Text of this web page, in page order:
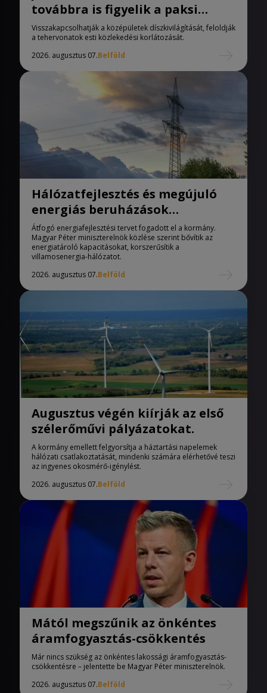
továbbra is figyelik a paksi
helyzetet
Visszakapcsolhatják a középületek díszkivilágítását, feloldják
a tehervonatok esti közlekedési korlátozását.
2026. augusztus 07.Belföld
Hálózatfejlesztés és megújuló
energiás beruházások
indulhatnak
Átfogó energiafejlesztési tervet fogadott el a kormány.
Magyar Péter miniszterelnök közlése szerint bővítik az
energiatároló kapacitásokat, korszerűsítik a
villamosenergia-hálózatot.
2026. augusztus 07.Belföld
Augusztus végén kiírják az első
szélerőművi pályázatokat.
A kormány emellett felgyorsítja a háztartási napelemek
hálózati csatlakoztatását, mindenki számára elérhetővé teszi
az ingyenes okosmérő-igénylést.
2026. augusztus 07.Belföld
Mától megszűnik az önkéntes
áramfogyasztás-csökkentés
Már nincs szükség az önkéntes lakossági áramfogyasztás-
csökkentésre – jelentette be Magyar Péter miniszterelnök.
2026. augusztus 07.Belföld